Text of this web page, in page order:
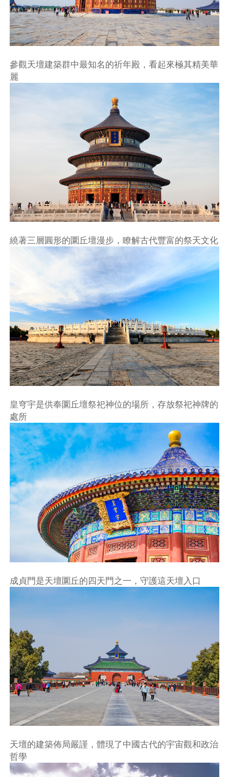
參觀天壇建築群中最知名的祈年殿，看起來極其精美華
麗
繞著三層圓形的圜丘壇漫步，瞭解古代豐富的祭天文化
皇穹宇是供奉圜丘壇祭祀神位的場所，存放祭祀神牌的
處所
成貞門是天壇圜丘的四天門之一，守護這天壇入口
天壇的建築佈局嚴謹，體現了中國古代的宇宙觀和政治
哲學